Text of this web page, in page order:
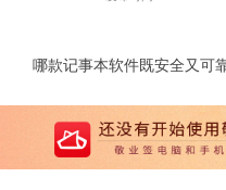
哪款记事本软件既安全又可